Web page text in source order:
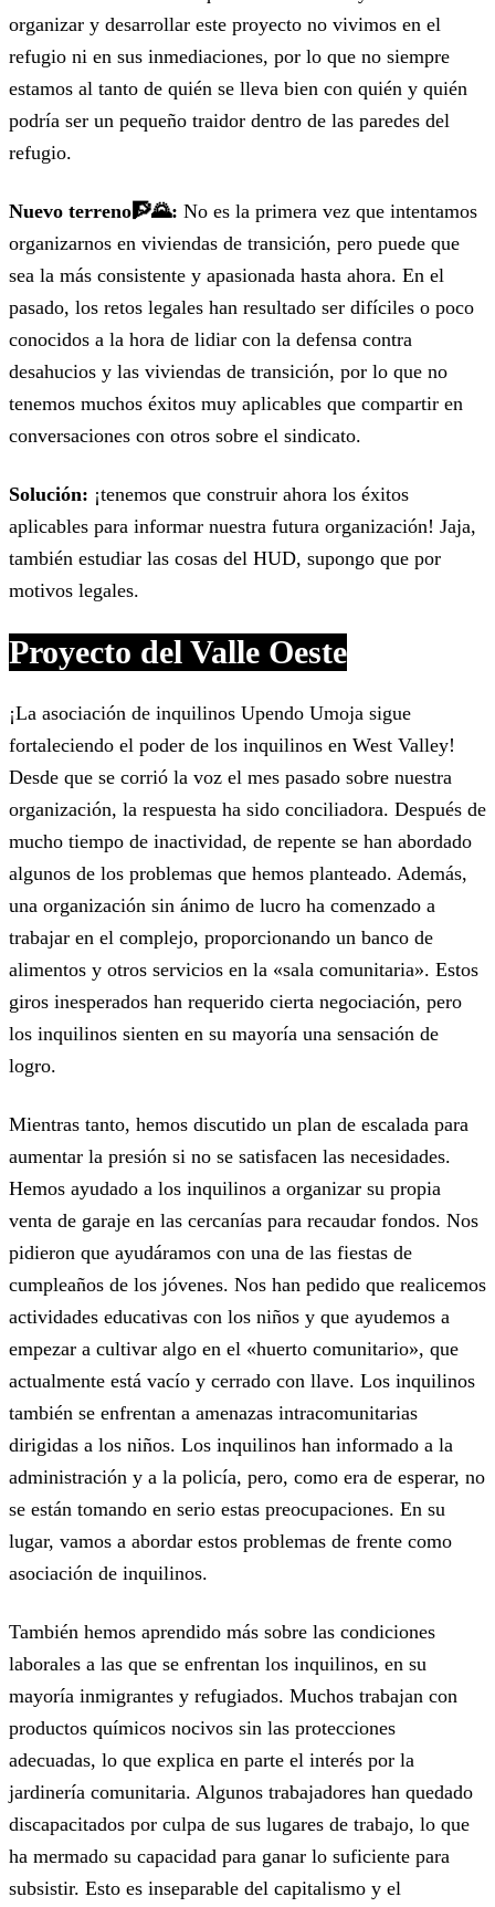
organizar y desarrollar este proyecto no vivimos en el
refugio ni en sus inmediaciones, por lo que no siempre
estamos al tanto de quién se lleva bien con quién y quién
podría ser un pequeño traidor dentro de las paredes del
refugio.
Nuevo terreno🧗🌄: No es la primera vez que intentamos
organizarnos en viviendas de transición, pero puede que
sea la más consistente y apasionada hasta ahora. En el
pasado, los retos legales han resultado ser difíciles o poco
conocidos a la hora de lidiar con la defensa contra
desahucios y las viviendas de transición, por lo que no
tenemos muchos éxitos muy aplicables que compartir en
conversaciones con otros sobre el sindicato.
Solución: ¡tenemos que construir ahora los éxitos
aplicables para informar nuestra futura organización! Jaja,
también estudiar las cosas del HUD, supongo que por
motivos legales.
Proyecto del Valle Oeste
¡La asociación de inquilinos Upendo Umoja sigue
fortaleciendo el poder de los inquilinos en West Valley!
Desde que se corrió la voz el mes pasado sobre nuestra
organización, la respuesta ha sido conciliadora. Después de
mucho tiempo de inactividad, de repente se han abordado
algunos de los problemas que hemos planteado. Además,
una organización sin ánimo de lucro ha comenzado a
trabajar en el complejo, proporcionando un banco de
alimentos y otros servicios en la «sala comunitaria». Estos
giros inesperados han requerido cierta negociación, pero
los inquilinos sienten en su mayoría una sensación de
logro.
Mientras tanto, hemos discutido un plan de escalada para
aumentar la presión si no se satisfacen las necesidades.
Hemos ayudado a los inquilinos a organizar su propia
venta de garaje en las cercanías para recaudar fondos. Nos
pidieron que ayudáramos con una de las fiestas de
cumpleaños de los jóvenes. Nos han pedido que realicemos
actividades educativas con los niños y que ayudemos a
empezar a cultivar algo en el «huerto comunitario», que
actualmente está vacío y cerrado con llave. Los inquilinos
también se enfrentan a amenazas intracomunitarias
dirigidas a los niños. Los inquilinos han informado a la
administración y a la policía, pero, como era de esperar, no
se están tomando en serio estas preocupaciones. En su
lugar, vamos a abordar estos problemas de frente como
asociación de inquilinos.
También hemos aprendido más sobre las condiciones
laborales a las que se enfrentan los inquilinos, en su
mayoría inmigrantes y refugiados. Muchos trabajan con
productos químicos nocivos sin las protecciones
adecuadas, lo que explica en parte el interés por la
jardinería comunitaria. Algunos trabajadores han quedado
discapacitados por culpa de sus lugares de trabajo, lo que
ha mermado su capacidad para ganar lo suficiente para
subsistir. Esto es inseparable del capitalismo y el